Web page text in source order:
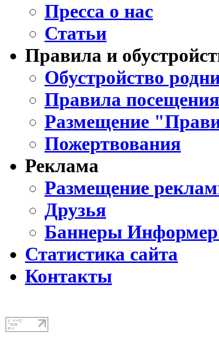
Пресса о нас
Статьи
Правила и
Обустройство
Правила
Размещение
Пожертвования
Реклама
Размещение
Друзья
Баннеры
Статистика сайта
Контакты